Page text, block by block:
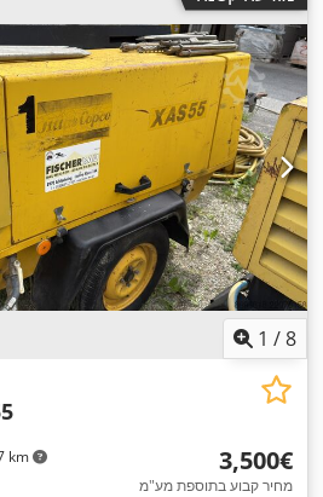
1 /8
km ‏3,500 ‏€
מחיר קבוע בתוספת מע"מ